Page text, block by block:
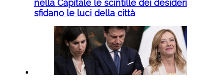
nella Capitale le scintille dei desideri
sfidano le luci della città